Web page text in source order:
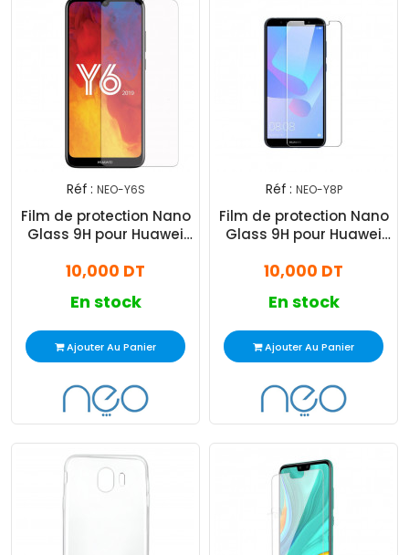
Réf : NEO-Y6S
Film de protection Nano
Glass 9H pour Huawei
10,000 DT
En stock
Ajouter Au Panier
Réf : NEO-Y8P
Film de protection Nano
Glass 9H pour Huawei
10,000 DT
En stock
Ajouter Au Panier